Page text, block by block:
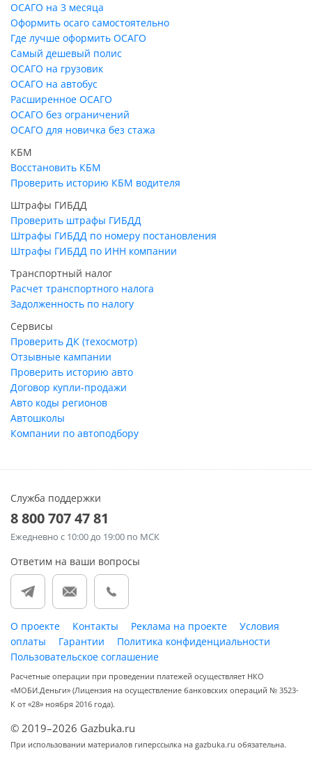
ОСАГО на 3 месяца
Оформить осаго самостоятельно
Где лучше оформить ОСАГО
Самый дешевый полис
ОСАГО на грузовик
ОСАГО на автобус
Расширенное ОСАГО
ОСАГО без ограничений
ОСАГО для новичка без стажа
КБМ
Восстановить КБМ
Проверить историю КБМ водителя
Штрафы ГИБДД
Проверить штрафы ГИБДД
Штрафы ГИБДД по номеру постановления
Штрафы ГИБДД по ИНН компании
Транспортный налог
Расчет транспортного налога
Задолженность по налогу
Сервисы
Проверить ДК (техосмотр)
Отзывные кампании
Проверить историю авто
Договор купли-продажи
Авто коды регионов
Автошколы
Компании по автоподбору
Служба поддержки
8 800 707 47 81
Ежедневно с 10:00 до 19:00 по МСК
Ответим на ваши вопросы
О проекте Контакты Реклама на проекте
Условия
оплаты
Гарантии
Политика конфиденциальности
Пользовательское соглашение
Расчетные операции при проведении платежей осуществляет НКО
«МОБИ.Деньги» (Лицензия на осуществление банковских операций № 3523-
К от «28» ноября 2016 года).
© 2019–2026 Gazbuka.ru
При использовании материалов гиперссылка на gazbuka.ru обязательна.